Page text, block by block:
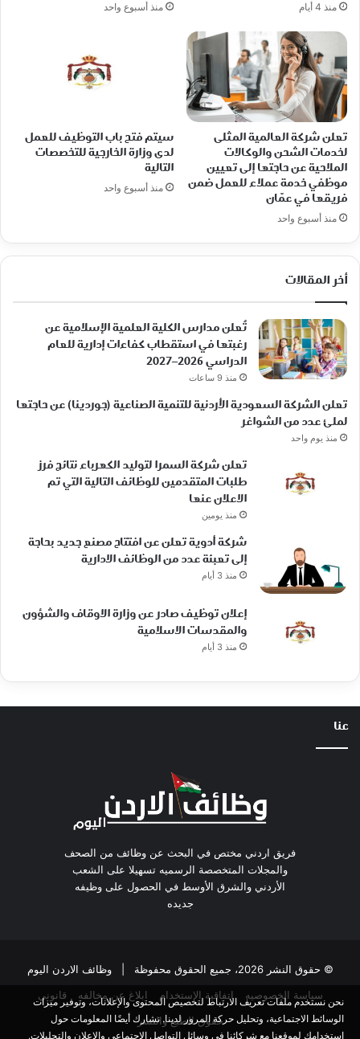
منذ 4 أيام منذ أسبوع واحد
تعلن شركة العالمية المثلى
لخدمات الشحن والوكالات
الملاحية عن حاجتها إلى تعيين
موظفي خدمة عملاء للعمل ضمن
فريقها في عمّان
منذ أسبوع واحد
سيتم فتح باب التوظيف للعمل
لدى وزارة الخارجية للتخصصات
التالية
منذ أسبوع واحد
أخر المقالات
تُعلن مدارس الكلية العلمية الإسلامية عن
رغبتها في استقطاب كفاءات إدارية للعام
الدراسي 2026–2027
منذ 9 ساعات
تعلن الشركة السعودية الأردنية للتنمية الصناعية (جوردينا) عن حاجتها
لملئ عدد من الشواغر
منذ يوم واحد
تعلن شركة السمرا لتوليد الكهرباء نتائج فرز
طلبات المتقدمين للوظائف التالية التي تم
الاعلان عنها
منذ يومين
شركة أدوية تعلن عن افتتاح مصنع جديد بحاجة
إلى تعبئة عدد من الوظائف الادارية
منذ 3 أيام
إعلان توظيف صادر عن وزارة الاوقاف والشؤون
والمقدسات الاسلامية
منذ 3 أيام
عنا
فريق اردني مختص في البحث عن وظائف من الصحف
والمجلات المتخصصة الرسميه تسهيلا على الشعب
الأردني والشرق الأوسط في الحصول على وظيفه
جديده
© حقوق النشر 2026، جميع الحقوق محفوظة |
وظائف الاردن اليوم
سياسة الخصوصيه
اتفاقية الاستخدام ابلاغ عن مخالفه
قانوني
حقوق الطبع والنشر
نحن نستخدم ملفات تعريف الارتباط لتخصيص المحتوى والإعلانات، وتوفير ميزات
الوسائط الاجتماعية، وتحليل حركة المرور لدينا. نشارك أيضًا المعلومات حول
استخدامك لموقعنا مع شركائنا في وسائل التواصل الاجتماعي والإعلان والتحليلات.